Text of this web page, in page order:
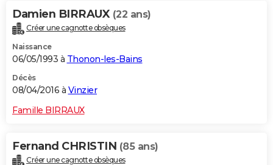
Damien BIRRAUX (22 ans)
Créer une cagnotte obsèques
Naissance
06/05/1993 à Thonon-les-Bains
Décès
08/04/2016 à Vinzier
Famille BIRRAUX
Fernand CHRISTIN (85 ans)
Créer une cagnotte obsèques